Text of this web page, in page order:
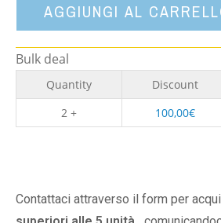
AGGIUNGI AL
Bulk deal
Quantity Discount
2 +
100,00€
Contattaci attraverso il form per